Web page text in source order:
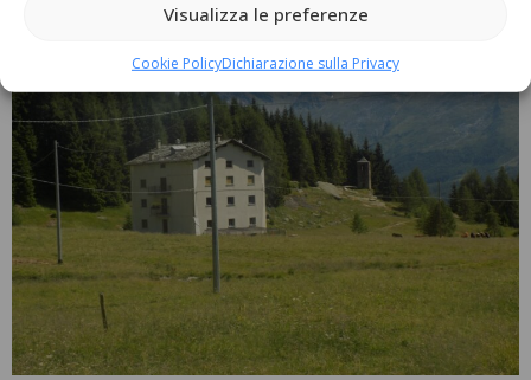
Visualizza le preferenze
Cookie PolicyDichiarazione sulla Privacy